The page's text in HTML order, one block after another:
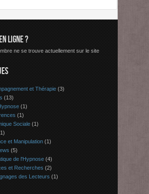
LIGNE ?
ne se trouve actuellement sur le site
et Thérapie (3)
(13)
(1)
(1)
Sociale (1)
et Manipulation (1)
(5)
de l'Hypnose (4)
et Recherches (2)
des Lecteurs (1)